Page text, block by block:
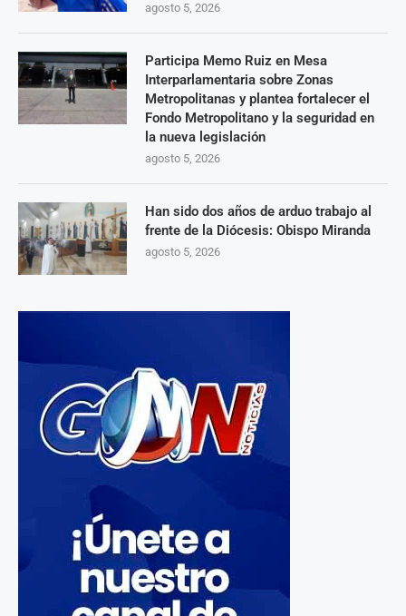
agosto 5, 2026
Participa Memo Ruiz en Mesa
Interparlamentaria sobre Zonas
Metropolitanas y plantea fortalecer el
Fondo Metropolitano y la seguridad en
la nueva legislación
agosto 5, 2026
Han sido dos años de arduo trabajo al
frente de la Diócesis: Obispo Miranda
agosto 5, 2026